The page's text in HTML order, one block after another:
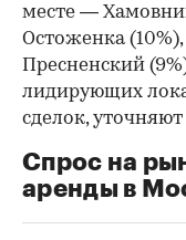
месте —
Остоженка
Пресненский
лидирующих
сделок,
Спрос на
аренды в